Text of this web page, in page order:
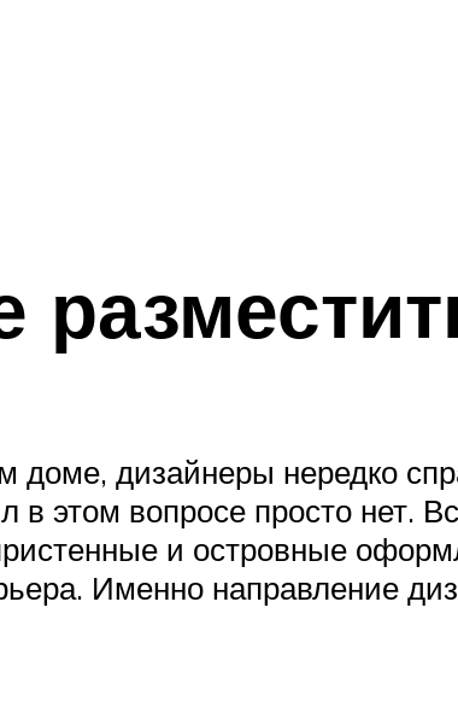
доме, дизайнеры нередко
в этом вопросе просто нет.
и островные
Именно направление